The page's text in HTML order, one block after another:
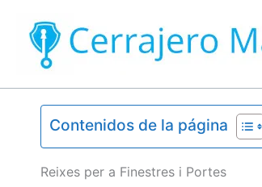
contenido
Contenidos de la página
Reixes per a Finestres i Portes